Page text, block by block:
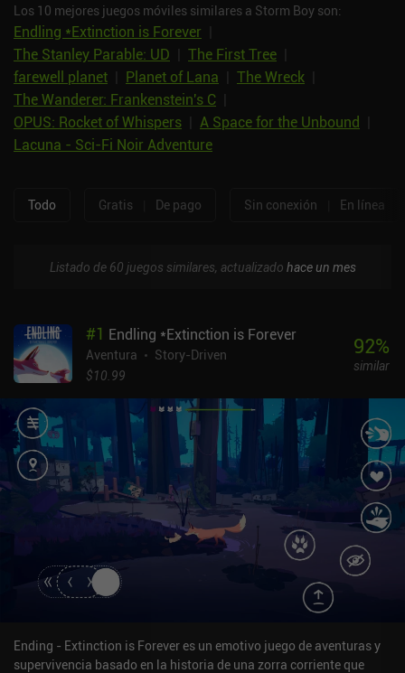
Los 10 mejores juegos móviles similares a Storm Boy son:
Endling *Extinction is Forever
The Stanley Parable: UD
The First Tree
farewell planet
Planet of Lana The Wreck
The Wanderer: Frankenstein's C
OPUS: Rocket of Whispers
A Space for the Unbound
Lacuna - Sci-Fi Noir Adventure
Todo Gratis De pago Sin conexión En línea
Listado de 60 juegos similares, actualizado hace un mes
#1 Endling *Extinction is Forever
Aventura
Story-Driven
$10.99
92%
similar
Ending - Extinction is Forever es un emotivo juego de aventuras y
supervivencia basado en la historia de una zorra corriente que